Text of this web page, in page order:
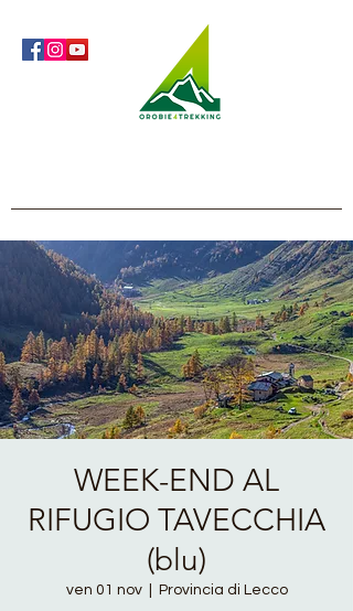
WEEK-END AL
RIFUGIO TAVECCHIA
(blu)
ven 01 nov
  |
Provincia di Lecco